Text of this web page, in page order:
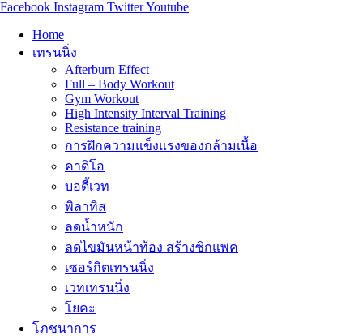
Facebook Instagram TwitterYoutube
Home
เทรนนิ่ง
Afterburn Effect
Full – Body Workout
Gym Workout
High Intensity Interval Training
Resistance training
การฝึกความแข็งแรงของกล้ามเนื้อ
คาดิโอ
บอดี้เวท
พิลาทิส
ลดน้ำหนัก
ลดไขมันหน้าท้อง สร้างซิกแพค
เซอร์กิตเทรนนิ่ง
เวทเทรนนิ่ง
โยคะ
โภชนาการ